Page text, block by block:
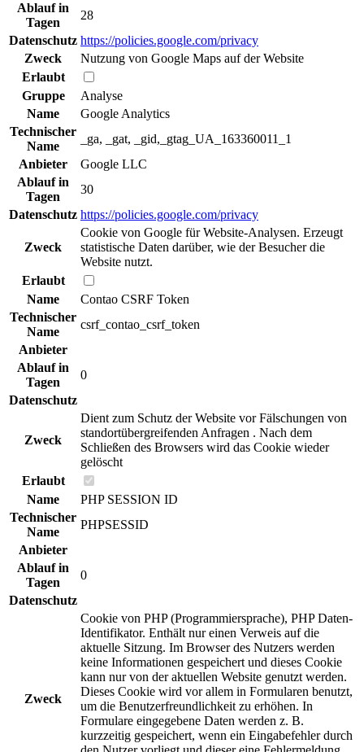
Ablauf in
Tagen
28
Datenschutz https://policies.google.com/privacy
Zweck
Nutzung von Google Maps auf der Website
Erlaubt
Gruppe
Analyse
Name
Google Analytics
Technischer
Name
_ga, _gat, _gid,_gtag_UA_163360011_1
Anbieter
Google LLC
Ablauf in
Tagen
30
Datenschutz https://policies.google.com/privacy
Zweck
Cookie von Google für Website-Analysen. Erzeugt
statistische Daten darüber, wie der Besucher die
Website nutzt.
Erlaubt
Name
Contao CSRF Token
Technischer
Name
csrf_contao_csrf_token
Anbieter
Ablauf in
Tagen
0
Datenschutz
Zweck
Dient zum Schutz der Website vor Fälschungen von
standortübergreifenden Anfragen . Nach dem
Schließen des Browsers wird das Cookie wieder
gelöscht
Erlaubt
Name
PHP SESSION ID
Technischer
Name
PHPSESSID
Anbieter
Ablauf in
Tagen
0
Datenschutz
Zweck
Cookie von PHP (Programmiersprache), PHP Daten-
Identifikator. Enthält nur einen Verweis auf die
aktuelle Sitzung. Im Browser des Nutzers werden
keine Informationen gespeichert und dieses Cookie
kann nur von der aktuellen Website genutzt werden.
Dieses Cookie wird vor allem in Formularen benutzt,
um die Benutzerfreundlichkeit zu erhöhen. In
Formulare eingegebene Daten werden z. B.
kurzzeitig gespeichert, wenn ein Eingabefehler durch